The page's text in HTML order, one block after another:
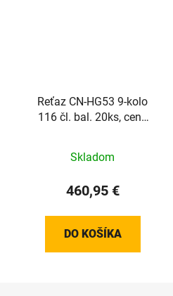
Reťaz CN-HG53 9-kolo
116 čl. bal. 20ks, cena
Skladom
460,95 €
DO KOŠÍKA